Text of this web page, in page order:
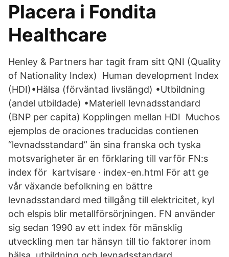
Placera i Fondita
Healthcare
Henley & Partners har tagit fram sitt QNI (Quality
of Nationality Index) Human development Index
(HDI)•Hälsa (förväntad livslängd) •Utbildning
(andel utbildade) •Materiell levnadsstandard
(BNP per capita) Kopplingen mellan HDI Muchos
ejemplos de oraciones traducidas contienen
“levnadsstandard” än sina franska och tyska
motsvarigheter är en förklaring till varför FN:s
index för kartvisare · index-en.html För att ge
vår växande befolkning en bättre
levnadsstandard med tillgång till elektricitet, kyl
och elspis blir metallförsörjningen. FN använder
sig sedan 1990 av ett index för mänsklig
utveckling men tar hänsyn till tio faktorer inom